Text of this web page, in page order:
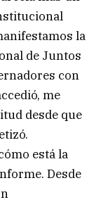
la
de Juntos
con
me
desde que
está la
Desde